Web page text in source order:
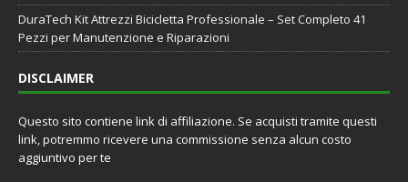
DuraTech Kit Attrezzi Bicicletta Professionale – Set Completo 41
Pezzi per Manutenzione e Riparazioni
DISCLAIMER
Questo sito contiene link di affiliazione. Se acquisti tramite questi
link, potremmo ricevere una commissione senza alcun costo
aggiuntivo per te